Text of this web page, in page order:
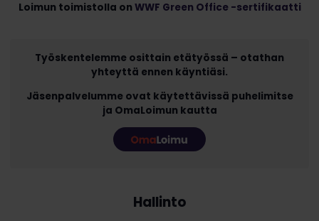
Loimun toimistolla on WWF Green Office -sertifikaatti
Työskentelemme osittain etätyössä – otathan
yhteyttä ennen käyntiäsi.
Jäsenpalvelumme ovat käytettävissä puhelimitse
ja OmaLoimun kautta
Hallinto